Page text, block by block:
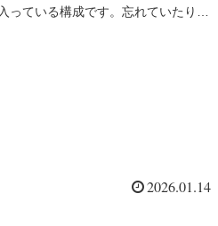
っている構成です。忘れていたり間
2026.01.14